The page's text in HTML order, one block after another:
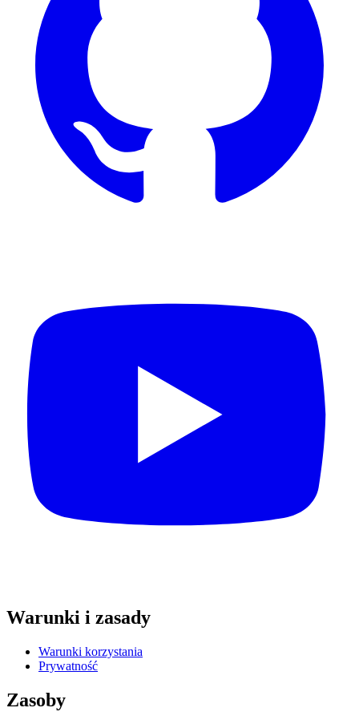
Warunki i zasady
Warunki korzystania
Prywatność
Zasoby